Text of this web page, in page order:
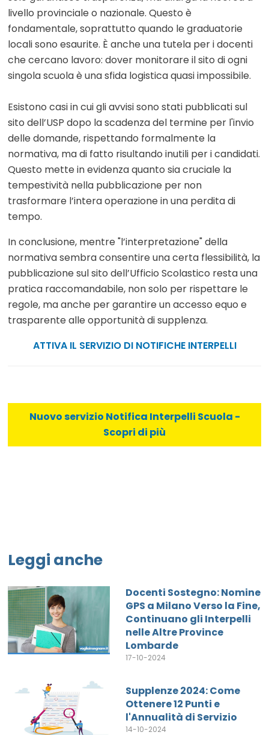
livello provinciale o nazionale. Questo è
fondamentale, soprattutto quando le graduatorie
locali sono esaurite. È anche una tutela per i docenti
che cercano lavoro: dover monitorare il sito di ogni
singola scuola è una sfida logistica quasi impossibile.
Esistono casi in cui gli avvisi sono stati pubblicati sul
sito dell’USP dopo la scadenza del termine per l'invio
delle domande, rispettando formalmente la
normativa, ma di fatto risultando inutili per i candidati.
Questo mette in evidenza quanto sia cruciale la
tempestività nella pubblicazione per non
trasformare l’intera operazione in una perdita di
tempo.
In conclusione, mentre "l’interpretazione" della
normativa sembra consentire una certa flessibilità, la
pubblicazione sul sito dell’Ufficio Scolastico resta una
pratica raccomandabile, non solo per rispettare le
regole, ma anche per garantire un accesso equo e
trasparente alle opportunità di supplenza.
ATTIVA IL SERVIZIO DI NOTIFICHE INTERPELLI
Nuovo servizio Notifica Interpelli Scuola -
Scopri di più
Leggi anche
Docenti Sostegno: Nomine
GPS a Milano Verso la Fine,
Continuano gli Interpelli
nelle Altre Province
Lombarde
17-10-2024
Supplenze 2024: Come
Ottenere 12 Punti e
l'Annualità di Servizio
14-10-2024